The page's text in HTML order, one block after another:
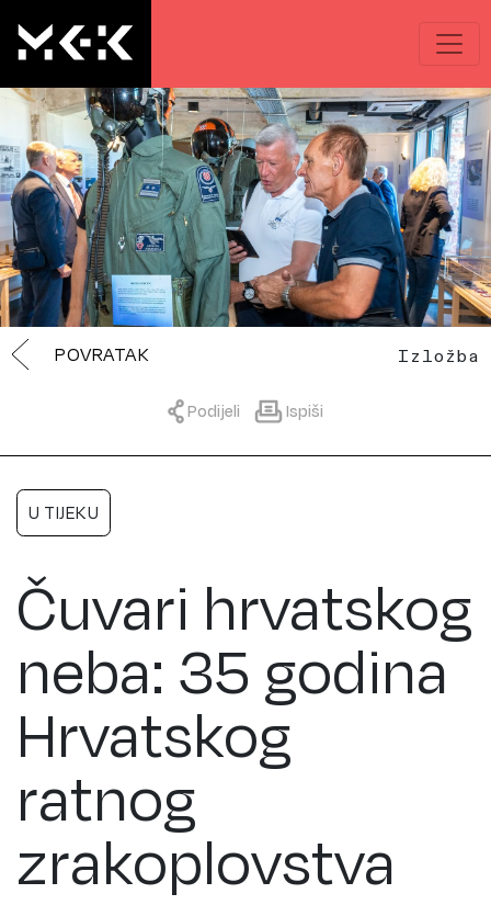
POVRATAK Izložba
Podijeli Ispiši
U TIJEKU
Čuvari hrvatskog
neba: 35 godina
Hrvatskog
ratnog
zrakoplovstva